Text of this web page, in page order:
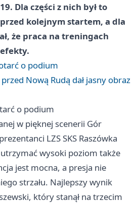
Dla części z nich był to
kolejnym startem, a dla
że praca na treningach
o podium
Nową Rudą dał jasny obraz
o podium
w pięknej scenerii Gór
LZS SKS Raszówka
wysoki poziom także
jest mocna, a presja nie
strzału. Najlepszy wynik
który stanął na trzecim